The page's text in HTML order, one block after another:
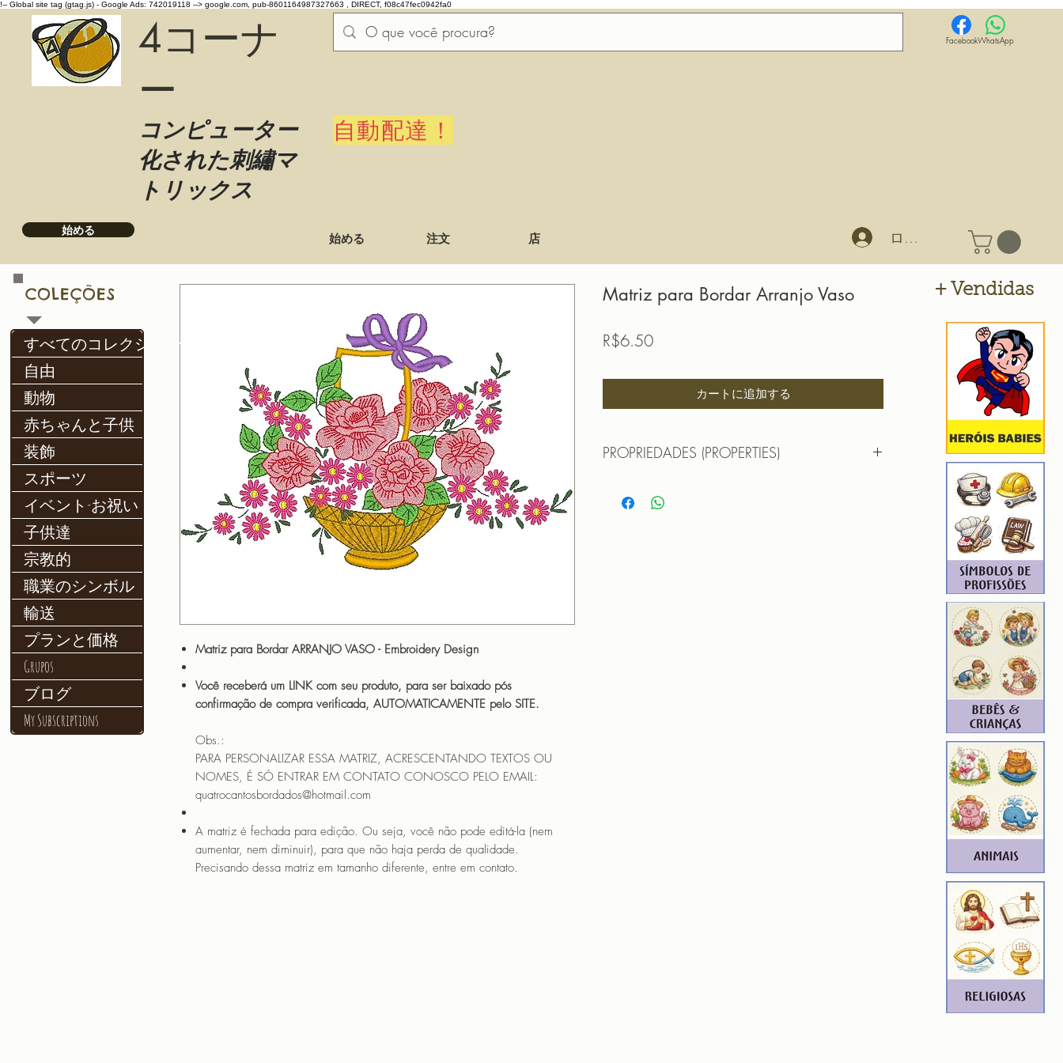
!-- Global site tag (gtag.js) - Google Ads: 742019118 --> google.com, pub-8601164987327663 , DIRECT, f08c47fec0942fa0
4コーナ
ー
コンピューター
化された刺繡マ
トリックス
自動配達！
FacebookWhatsApp
始める
始める 注文 店 ログイン
Matriz para Bordar ARRANJO VASO - Embroidery Design
Você receberá um LINK com seu produto, para ser baixado pós
confirmação de compra verificada, AUTOMATICAMENTE pelo SITE.
Obs.:
PARA PERSONALIZAR ESSA MATRIZ, ACRESCENTANDO TEXTOS OU
NOMES, É SÓ ENTRAR EM CONTATO CONOSCO PELO EMAIL:
quatrocantosbordados@hotmail.com
A matriz é fechada para edição. Ou seja, você não pode editá-la (nem
aumentar, nem diminuir), para que não haja perda de qualidade.
Precisando dessa matriz em tamanho diferente, entre em contato.
Matriz para Bordar Arranjo Vaso
R$6.50価
カートに追加する
PROPRIEDADES (PROPERTIES)
Formatos:
すべてのコレクション
自由
動物
赤ちゃんと子供
装飾
スポーツ
イベント-お祝い
子供達
宗教的
職業のシンボル
輸送
プランと価格
Grupos
ブログ
My Subscriptions
COLEÇÕES + Vendidas